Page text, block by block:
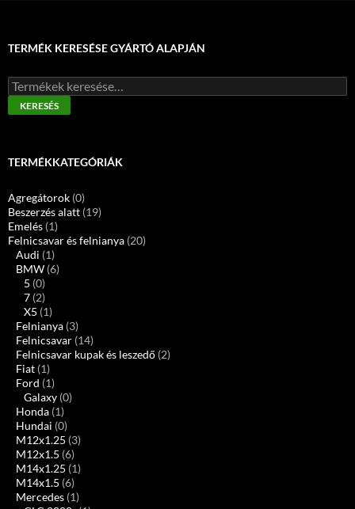
TERMÉK KERESÉSE GYÁRTÓ ALAPJÁN
Keresés
a
következőre:
KERESÉS
TERMÉKKATEGÓRIÁK
Agregátorok (0)
Beszerzés alatt (19)
Emelés (1)
Felnicsavar és felnianya (20)
Audi (1)
BMW (6)
5 (0)
7 (2)
X5 (1)
Felnianya (3)
Felnicsavar (14)
Felnicsavar kupak és leszedő (2)
Fiat (1)
Ford (1)
Galaxy (0)
Honda (1)
Hundai (0)
M12x1.25 (3)
M12x1.5 (6)
M14x1.25 (1)
M14x1.5 (6)
Mercedes (1)